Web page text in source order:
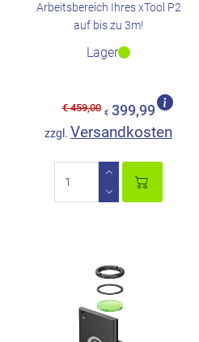
Arbeitsbereich Ihres xTool P2
auf bis zu 3m!
Lager
€ 459,00 € 399,99
zzgl. Versandkosten